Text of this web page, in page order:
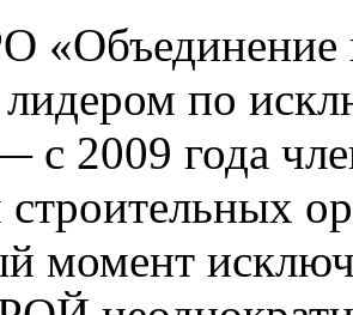
«Объединение
лидером по
с 2009 года
строительных
момент